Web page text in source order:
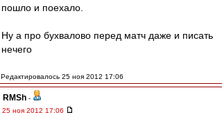
пошло и поехало.
Ну а про бухвалово перед матч даже и писать
нечего
Редактировалось 25 ноя 2012 17:06
RMSh -
25 ноя 2012 17:06